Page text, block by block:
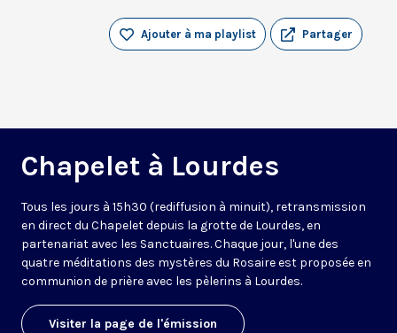
Partager
Ajouter à ma playlist
Chapelet à Lourdes
Tous les jours à 15h30 (rediffusion à minuit), retransmission
en direct du Chapelet depuis la grotte de Lourdes, en
partenariat avec les Sanctuaires. Chaque jour, l'une des
quatre méditations des mystères du Rosaire est proposée en
communion de prière avec les pèlerins à Lourdes.
Visiter la page de l'émission